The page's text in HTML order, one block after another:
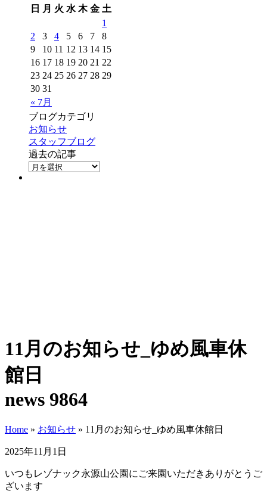
日
月 火 水 木 金 土
« 7月
1
2
3 4 5 6 7
8
9
10 11 12 13 14 15
16 17 18 19 20 21 22
23 24 25 26 27 28 29
30 31
ブログカテゴリ
お知らせ
スタッフブログ
過去の記事
11月のお知らせ_ゆめ風車休
館日
news 9864
Home » お知らせ » 11月のお知らせ_ゆめ風車休館日
2025年11月1日
いつもレゾナック永源山公園にご来園いただきありがとうご
ざいます